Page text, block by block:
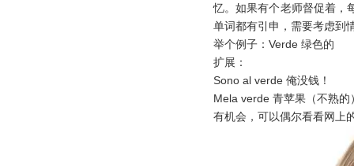
忆。如果有个老师督促着，
单词都有引申，需要考虑到
举个例子： Verde 绿色的
扩展：
Sono al verde 俺没钱！
Mela verde 青苹果（不熟的
有机会，可以偶尔看看网上